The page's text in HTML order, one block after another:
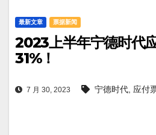
最新文章 票据新闻
2023上半年宁德时代
31%！
7 月 30, 2023 宁德时代 应付